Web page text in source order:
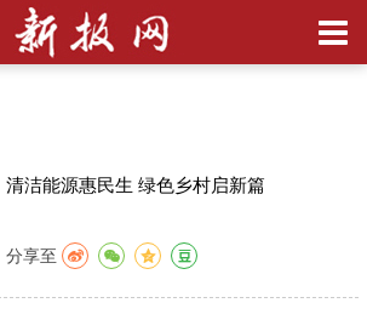
清洁能源惠民生 绿色乡村启新篇
分享至